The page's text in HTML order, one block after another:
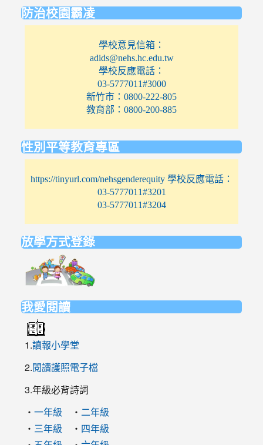
防治校園霸凌
學校意見信箱：
adids@nehs.hc.edu.tw
學校反應電話：
03-5777011#3000
新竹市：0800-222-805
教育部：0800-200-885
性別平等教育專區
https://tinyurl.com/nehsgenderequity 學校反應電話：
03-5777011#3201
03-5777011#3204
放學方式登錄
https://elem.nehs.hc.edu.tw/traffic/
我愛閱讀
1.讀報小學堂
2.閱讀護照電子檔
3.年級必背詩詞
‧ 一年級 ‧ 二年級
‧ 三年級 ‧ 四年級